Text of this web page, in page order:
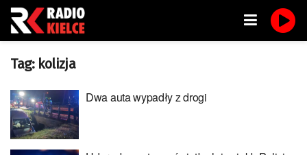
Tag: kolizja
Dwa auta wypadły z drogi